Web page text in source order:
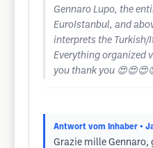
Gennaro Lupo, the
EuroIstanbul, and
interprets the Turkish/
Everything organized
you thank you
Antwort vom Inhaber •
Grazie mille